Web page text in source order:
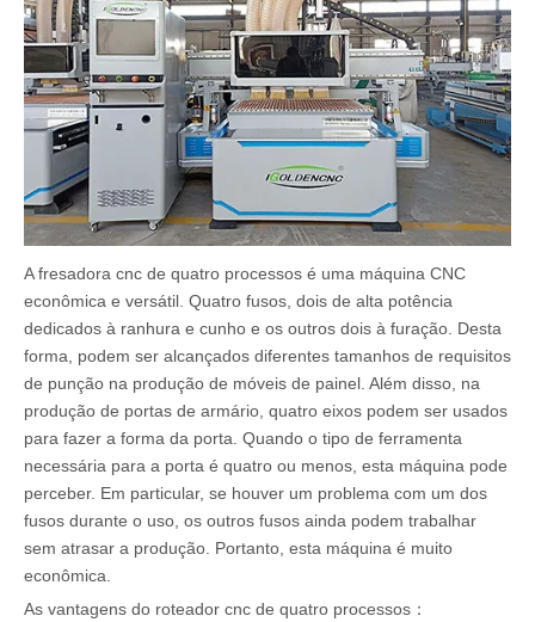
A fresadora cnc de quatro processos é uma máquina CNC
econômica e versátil. Quatro fusos, dois de alta potência
dedicados à ranhura e cunho e os outros dois à furação. Desta
forma, podem ser alcançados diferentes tamanhos de requisitos
de punção na produção de móveis de painel. Além disso, na
produção de portas de armário, quatro eixos podem ser usados
​​para fazer a forma da porta. Quando o tipo de ferramenta
necessária para a porta é quatro ou menos, esta máquina pode
perceber. Em particular, se houver um problema com um dos
fusos durante o uso, os outros fusos ainda podem trabalhar
sem atrasar a produção. Portanto, esta máquina é muito
econômica.
As vantagens do roteador cnc de quatro processos ：